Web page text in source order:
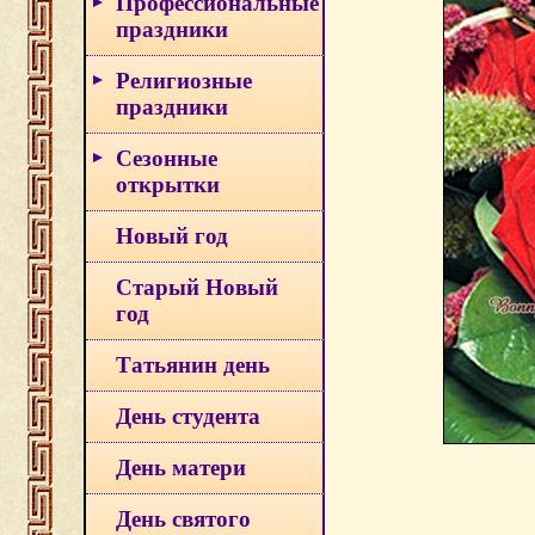
праздники
Религиозные
праздники
Сезонные
открытки
Новый год
Старый Новый
год
Татьянин день
День студента
День матери
День святого